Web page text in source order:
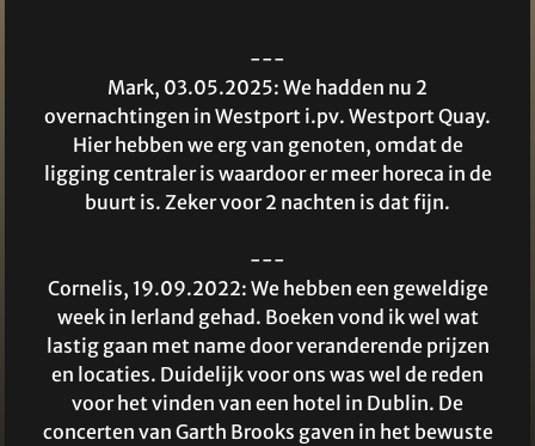
---
Mark, 03.05.2025: We hadden nu 2
overnachtingen in Westport i.pv. Westport Quay.
Hier hebben we erg van genoten, omdat de
ligging centraler is waardoor er meer horeca in de
buurt is. Zeker voor 2 nachten is dat fijn.
---
Cornelis, 19.09.2022: We hebben een geweldige
week in Ierland gehad. Boeken vond ik wel wat
lastig gaan met name door veranderende prijzen
en locaties. Duidelijk voor ons was wel de reden
voor het vinden van een hotel in Dublin. De
concerten van Garth Brooks gaven in het bewuste